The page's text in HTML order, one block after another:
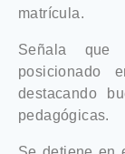
matrícula.
Señala que
posicionado
destacando
pedagógicas.